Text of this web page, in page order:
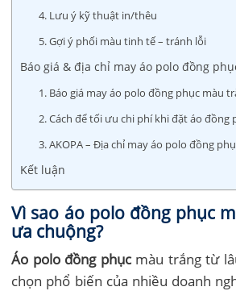
4. Lưu ý kỹ thuật in/thêu
5. Gợi ý phối màu tinh tế – tránh lỗi
Báo giá & địa chỉ may áo polo đồng
1. Báo giá may áo polo đồng phục màu
2. Cách để tối ưu chi phí khi đặt áo đồng
3. AKOPA – Địa chỉ may áo polo đồng
Kết luận
Vì sao áo polo đồng phục
ưa chuộng?
Áo polo đồng phụcmàu trắng từ
chọn phổ biến của nhiều doanh